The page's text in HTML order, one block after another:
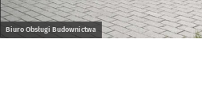
Biuro Obsługi Budownictwa